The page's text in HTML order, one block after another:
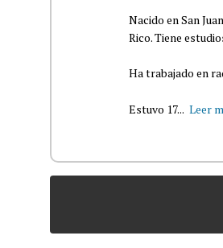
Nacido en San
Rico. Tiene
Ha trabajado en
Estuvo 17... Leer